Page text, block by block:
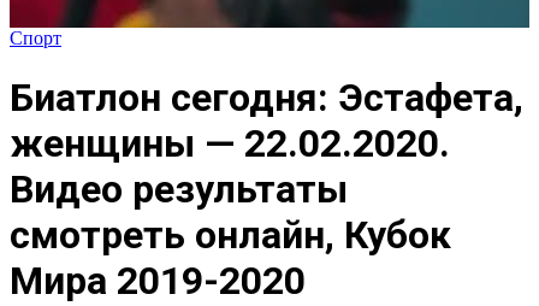
Спорт
Биатлон сегодня: Эстафета,
женщины — 22.02.2020.
Видео результаты
смотреть онлайн, Кубок
Мира 2019-2020